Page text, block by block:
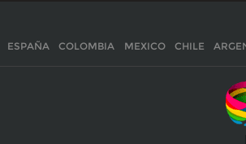
ESPAÑA COLOMBIA MEXICO CHILE